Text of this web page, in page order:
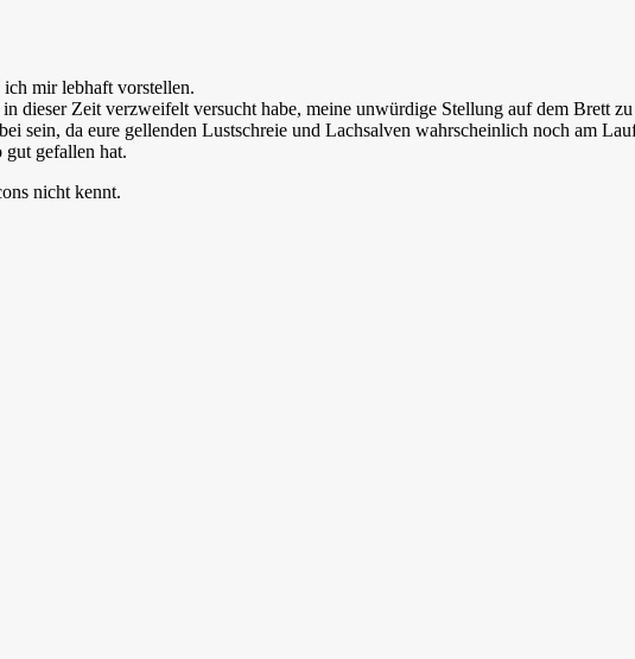
ich mir lebhaft vorstellen.
dieser Zeit verzweifelt versucht habe, meine unwürdige Stellung auf dem Brett
sein, da eure gellenden Lustschreie und Lachsalven wahrscheinlich noch am
gut gefallen hat.
nicht kennt.